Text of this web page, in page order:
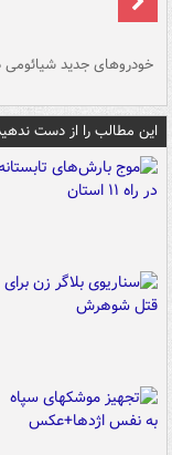
خودروهای جدید شیائومی
این مطالب را از دست